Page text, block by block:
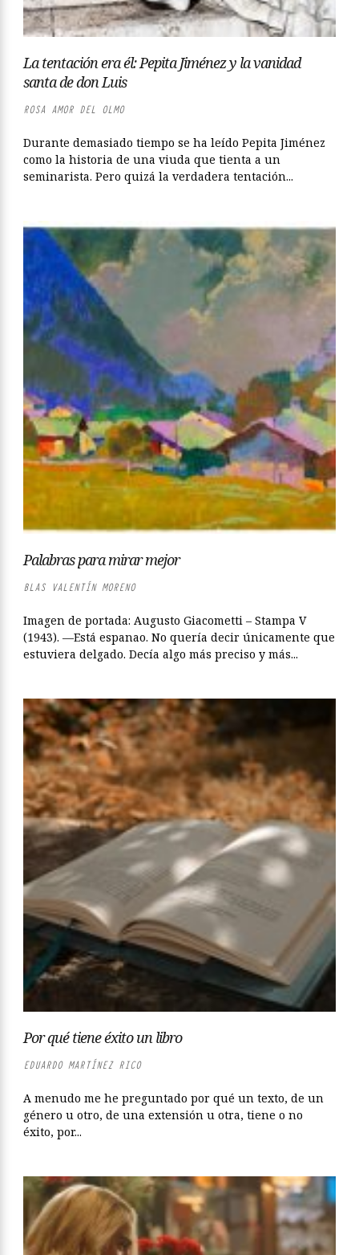
La tentación era él: Pepita Jiménez y la vanidad
santa de don Luis
ROSA AMOR DEL OLMO
Durante demasiado tiempo se ha leído Pepita Jiménez
como la historia de una viuda que tienta a un
seminarista. Pero quizá la verdadera tentación...
Palabras para mirar mejor
BLAS VALENTÍN MORENO
Imagen de portada: Augusto Giacometti – Stampa V
(1943). —Está espanao. No quería decir únicamente que
estuviera delgado. Decía algo más preciso y más...
Por qué tiene éxito un libro
EDUARDO MARTÍNEZ RICO
A menudo me he preguntado por qué un texto, de un
género u otro, de una extensión u otra, tiene o no
éxito, por...